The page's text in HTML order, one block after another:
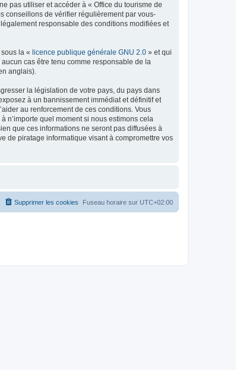
pas utiliser et accéder à « Office du tourisme de
conseillons de vérifier régulièrement par vous-
responsable des conditions modifiées et
la « licence publique générale GNU 2.0 » et qui
cas être tenu comme responsable de la
anglais).
la législation de votre pays, du pays dans
à un bannissement immédiat et définitif et
au renforcement de ces conditions. Vous
n’importe quel moment si nous estimons cela
que ces informations ne seront pas diffusées à
de piratage informatique visant à compromettre vos
Fuseau horaire sur UTC+02:00
Supprimer les cookies